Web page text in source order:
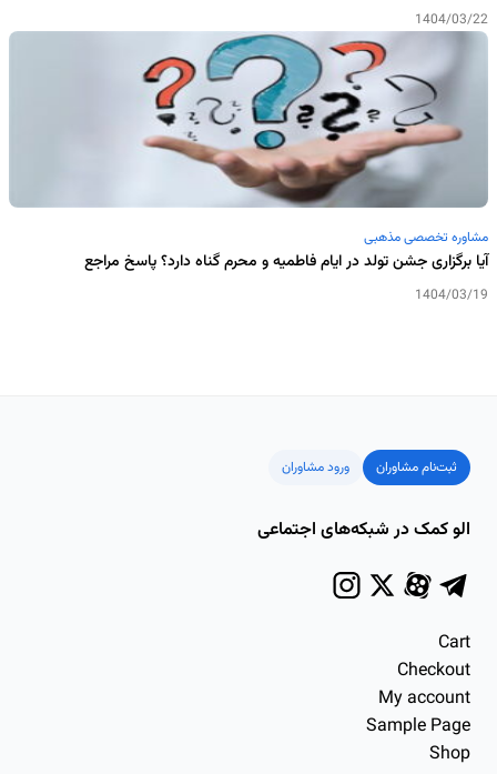
1404/03/22
مشاوره تخصصی مذهبی
آیا برگزاری جشن تولد در ایام فاطمیه و محرم گناه دارد؟ پاسخ مراجع
1404/03/19
ثبت‌نام مشاوران ورود مشاوران
الو کمک در شبکه‌های اجتماعی
Cart
Checkout
My account
Sample Page
Shop